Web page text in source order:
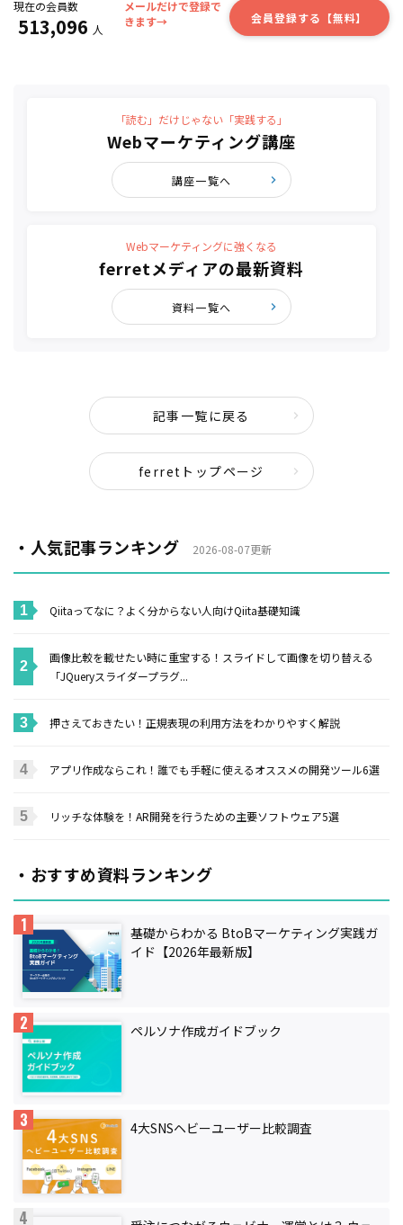
現在の会員数
513,096 人
メールだけで登録で
きます→
会員登録する【無料】
「読む」だけじゃない「実践する」
Webマーケティング講座
講座一覧へ
Webマーケティングに強くなる
ferretメディアの最新資料
資料一覧へ
記事一覧に戻る
ferretトップページ
・人気記事ランキング 2026-08-07更新
Qiitaってなに？よく分からない人向けQiita基礎知識
画像比較を載せたい時に重宝する！スライドして画像を切り替える
「JQueryスライダープラグ...
押さえておきたい！正規表現の利用方法をわかりやすく解説
アプリ作成ならこれ！誰でも手軽に使えるオススメの開発ツール6選
リッチな体験を！AR開発を行うための主要ソフトウェア5選
・おすすめ資料ランキング
基礎からわかる BtoBマーケティング実践ガ
イド【2026年最新版】
ペルソナ作成ガイドブック
4大SNSヘビーユーザー比較調査